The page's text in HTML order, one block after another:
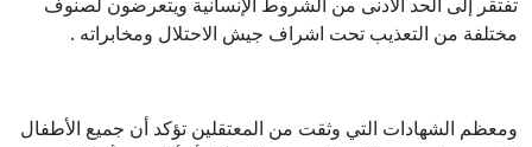
مختلفة من التعذيب تحت اشراف جيش الاحتلال ومخابراته .
ومعظم الشهادات التي وثقت من المعتقلين تؤكد أن جميع الأطفال